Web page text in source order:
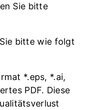
Sie bitte
bitte wie folgt
*.eps, *.ai,
PDF. Diese